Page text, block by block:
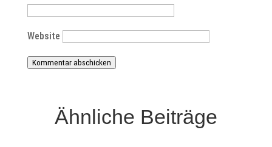
Website
Kommentar abschicken
Ähnliche Beiträge